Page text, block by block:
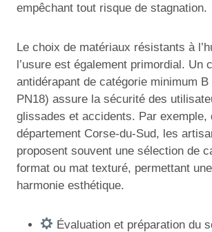
empêchant tout risque de stagnation.
Le choix de matériaux résistants à
l’usure est également primordial. Un
antidérapant de catégorie minimum
PN18) assure la sécurité des
glissades et accidents. Par exemple,
département Corse-du-Sud, les
proposent souvent une sélection de
format ou mat texturé, permettant
harmonie esthétique.
Évaluation et préparation du